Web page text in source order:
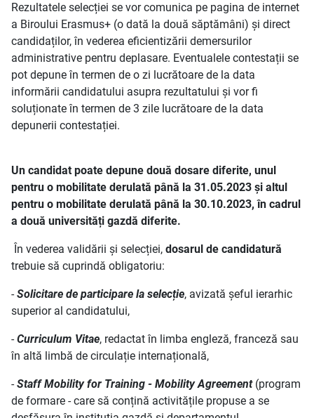
Rezultatele selecției se vor comunica pe pagina de internet
a Biroului Erasmus+ (o dată la două săptămâni) și direct
candidaților, în vederea eficientizării demersurilor
administrative pentru deplasare. Eventualele contestații se
pot depune în termen de o zi lucrătoare de la data
informării candidatului asupra rezultatului și vor fi
soluționate în termen de 3 zile lucrătoare de la data
depunerii contestației.
Un candidat poate depune două dosare diferite, unul
pentru o mobilitate derulată până la 31.05.2023 și altul
pentru o mobilitate derulată până la 30.10.2023, în cadrul
a două universități gazdă diferite.
În vederea validării și selecției, dosarul de candidatură
trebuie să cuprindă obligatoriu:
-Solicitare de participare la selecție, avizată șeful ierarhic
superior al candidatului,
-Curriculum Vitae, redactat în limba engleză, franceză sau
în altă limbă de circulație internațională,
-Staff Mobility for Training - Mobility Agreement (program
de formare - care să conțină activitățile propuse a se